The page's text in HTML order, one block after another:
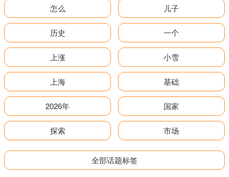
怎么 儿子
历史 一个
上涨 小雪
上海 基础
2026年 国家
探索 市场
全部话题标签